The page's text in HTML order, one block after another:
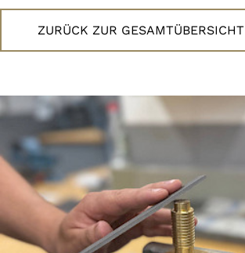
PRODUKTE
MESSEN & EVENTS
ZURÜCK ZUR GESAMTÜBERSICHT